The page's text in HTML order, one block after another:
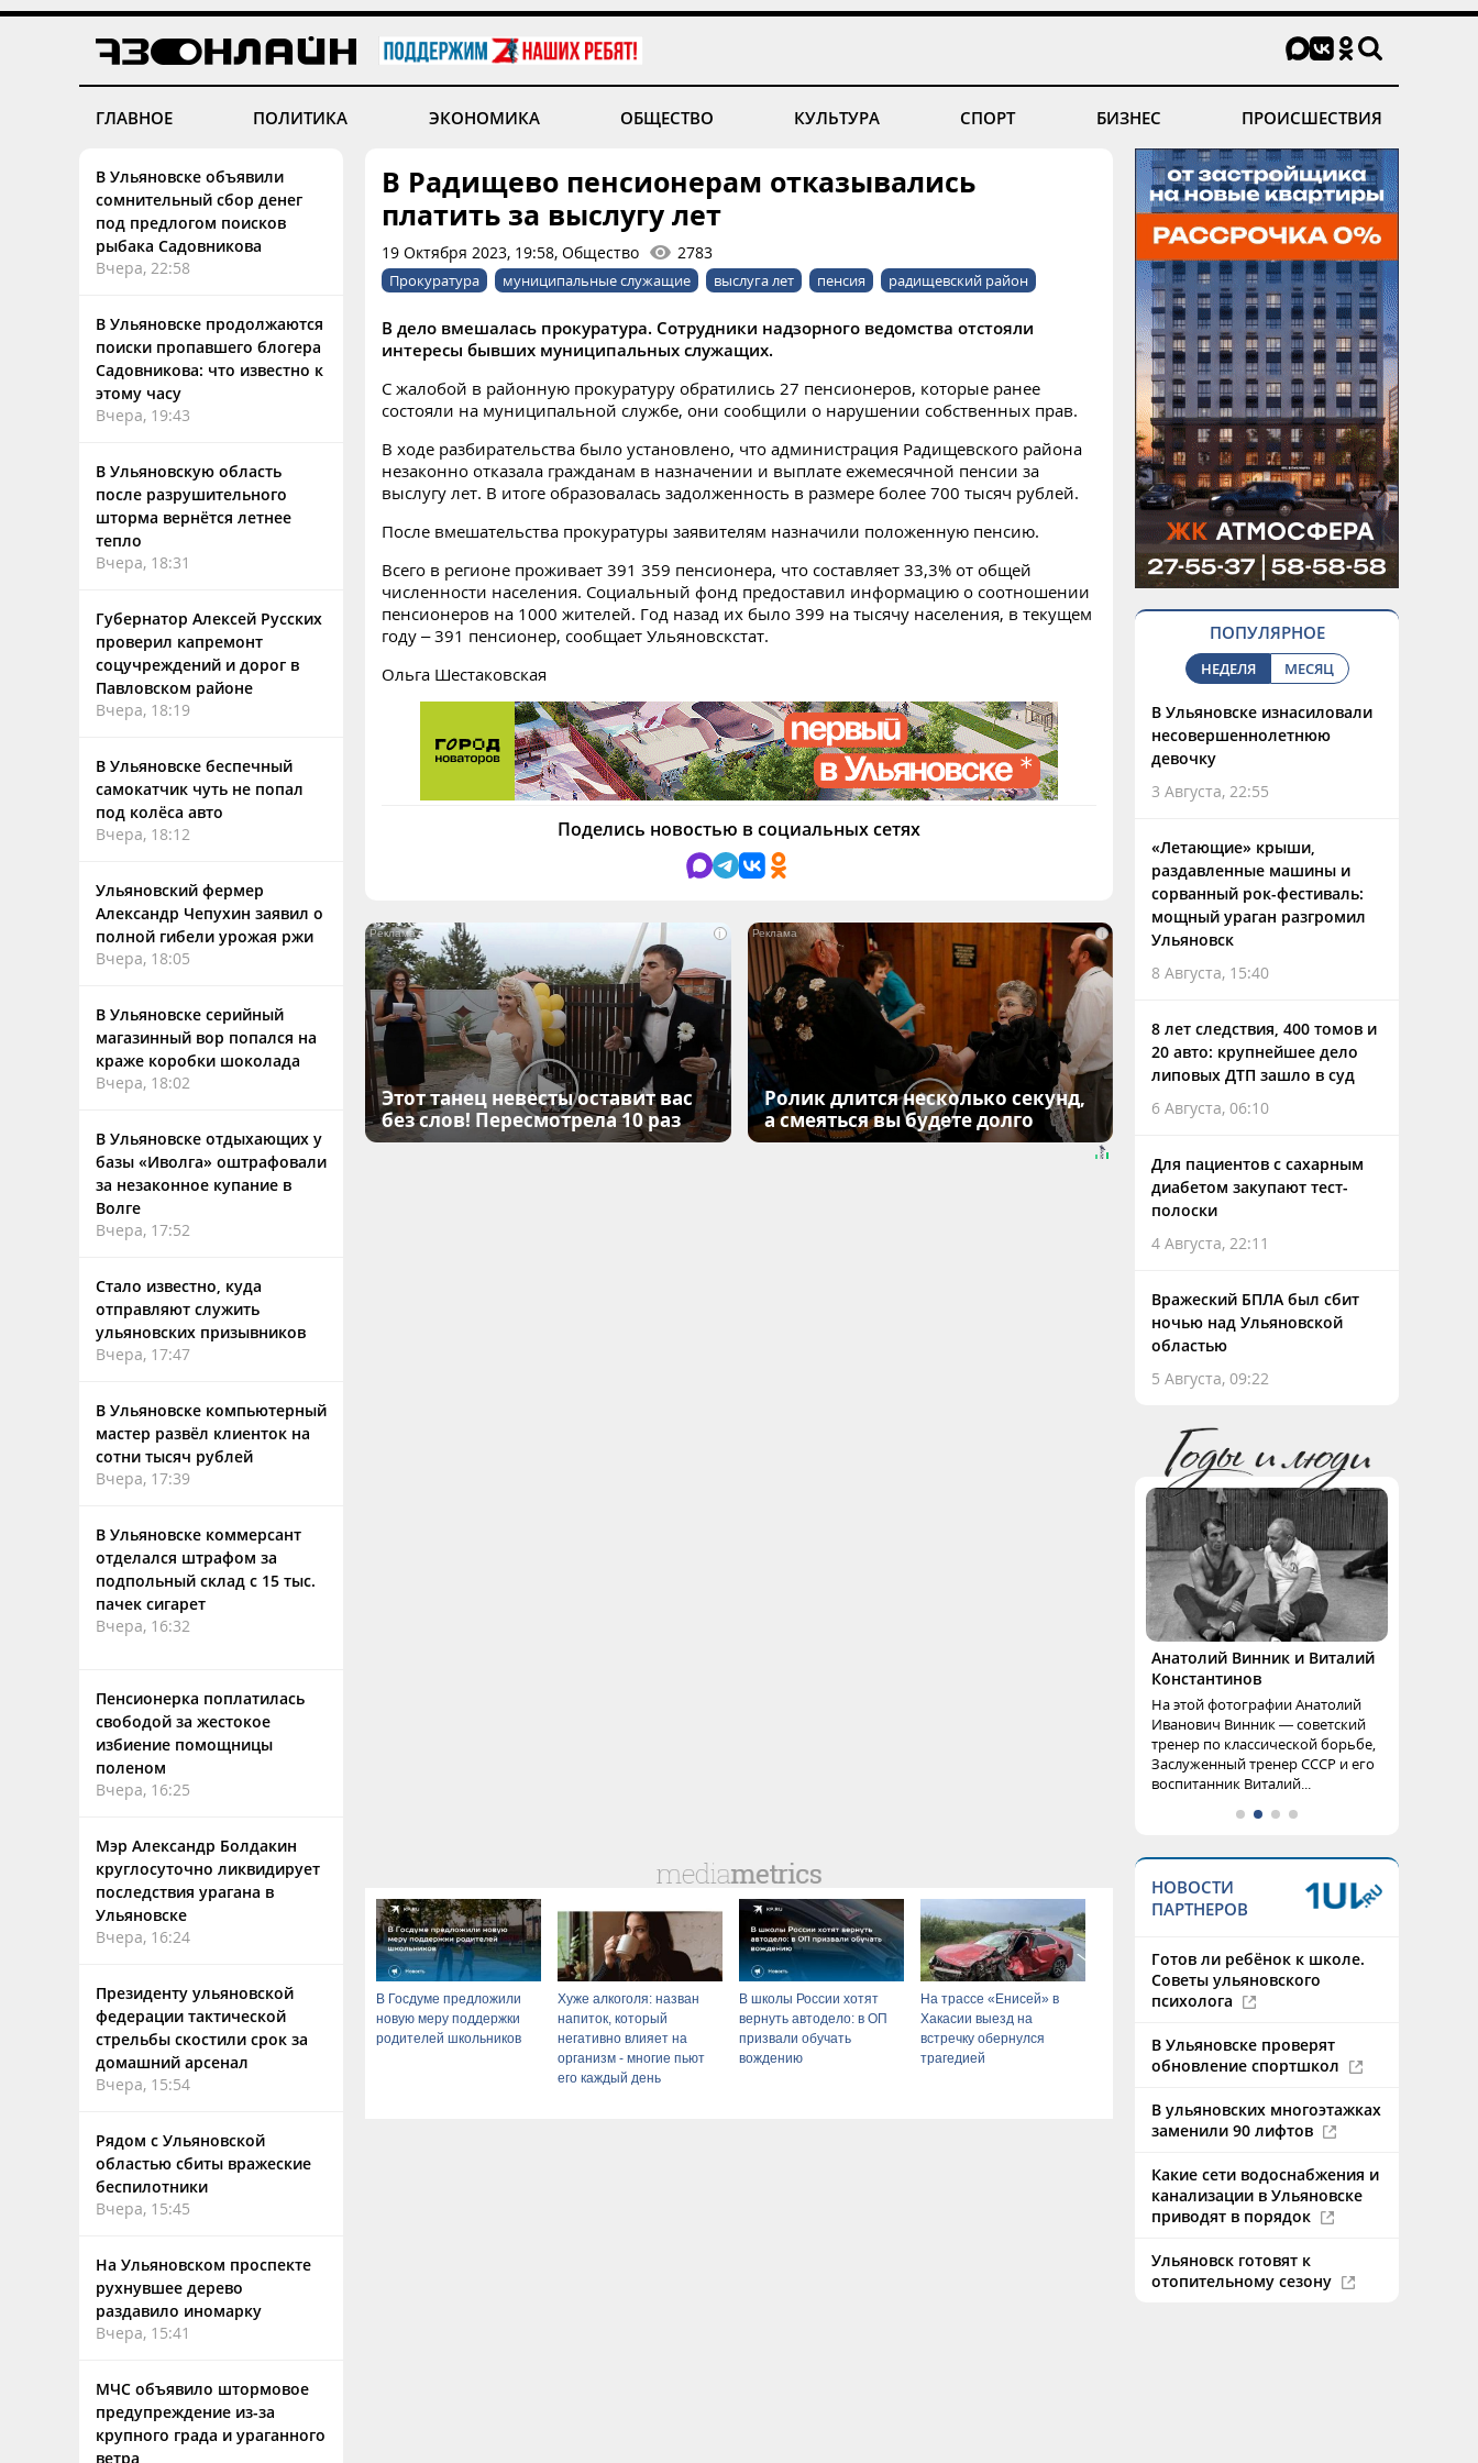
ГЛАВНОЕ ПОЛИТИКА ЭКОНОМИКА ОБЩЕСТВО КУЛЬТУРА СПОРТ БИЗНЕС ПРОИСШЕСТВИЯ
В Ульяновске объявили
сомнительный сбор денег
под предлогом поисков
рыбака Садовникова
Вчера, 22:58
В Ульяновске продолжаются
поиски пропавшего блогера
Садовникова: что известно к
этому часу
Вчера, 19:43
В Ульяновскую область
после разрушительного
шторма вернётся летнее
тепло
Вчера, 18:31
Губернатор Алексей Русских
проверил капремонт
соцучреждений и дорог в
Павловском районе
Вчера, 18:19
В Ульяновске беспечный
самокатчик чуть не попал
под колёса авто
Вчера, 18:12
Ульяновский фермер
Александр Чепухин заявил о
полной гибели урожая ржи
Вчера, 18:05
В Ульяновске серийный
магазинный вор попался на
краже коробки шоколада
Вчера, 18:02
В Ульяновске отдыхающих у
базы «Иволга» оштрафовали
за незаконное купание в
Волге
Вчера, 17:52
Стало известно, куда
отправляют служить
ульяновских призывников
Вчера, 17:47
В Ульяновске компьютерный
мастер развёл клиенток на
сотни тысяч рублей
Вчера, 17:39
В Ульяновске коммерсант
отделался штрафом за
подпольный склад с 15 тыс.
пачек сигарет
Вчера, 16:32
Пенсионерка поплатилась
свободой за жестокое
избиение помощницы
поленом
Вчера, 16:25
Мэр Александр Болдакин
круглосуточно ликвидирует
последствия урагана в
Ульяновске
Вчера, 16:24
Президенту ульяновской
федерации тактической
стрельбы скостили срок за
домашний арсенал
Вчера, 15:54
Рядом с Ульяновской
областью сбиты вражеские
беспилотники
Вчера, 15:45
На Ульяновском проспекте
рухнувшее дерево
раздавило иномарку
Вчера, 15:41
МЧС объявило штормовое
предупреждение из-за
крупного града и ураганного
ветра
В Радищево пенсионерам отказывались
платить за выслугу лет
19 Октября 2023, 19:58, Общество 2783
Прокуратура муниципальные служащие выслуга лет пенсия радищевский район
В дело вмешалась прокуратура. Сотрудники надзорного ведомства отстояли
интересы бывших муниципальных служащих.
С жалобой в районную прокуратуру обратились 27 пенсионеров, которые ранее
состояли на муниципальной службе, они сообщили о нарушении собственных прав.
В ходе разбирательства было установлено, что администрация Радищевского района
незаконно отказала гражданам в назначении и выплате ежемесячной пенсии за
выслугу лет. В итоге образовалась задолженность в размере более 700 тысяч рублей.
После вмешательства прокуратуры заявителям назначили положенную пенсию.
Всего в регионе проживает 391 359 пенсионера, что составляет 33,3% от общей
численности населения. Социальный фонд предоставил информацию о соотношении
пенсионеров на 1000 жителей. Год назад их было 399 на тысячу населения, в текущем
году – 391 пенсионер, сообщает Ульяновскстат.
Ольга Шестаковская
Поделись новостью в социальных сетях
i
Этот танец невесты оставит вас
без слов! Пересмотрела 10 раз
i
Ролик длится несколько секунд,
а смеяться вы будете долго
В Госдуме предложили
новую меру поддержки
родителей школьников
Хуже алкоголя: назван
напиток, который
негативно влияет на
организм - многие пьют
его каждый день
В школы России хотят
вернуть автодело: в ОП
призвали обучать
вождению
На трассе «Енисей» в
Хакасии выезд на
встречку обернулся
трагедией
ПОПУЛЯРНОЕ
НЕДЕЛЯ МЕСЯЦ
В Ульяновске изнасиловали
несовершеннолетнюю
девочку
3 Августа, 22:55
«Летающие» крыши,
раздавленные машины и
сорванный рок-фестиваль:
мощный ураган разгромил
Ульяновск
8 Августа, 15:40
8 лет следствия, 400 томов и
20 авто: крупнейшее дело
липовых ДТП зашло в суд
6 Августа, 06:10
Для пациентов с сахарным
диабетом закупают тест-
полоски
4 Августа, 22:11
Вражеский БПЛА был сбит
ночью над Ульяновской
областью
5 Августа, 09:22
Анатолий Винник и Виталий
Константинов
На этой фотографии Анатолий
Иванович Винник — советский
тренер по классической борьбе,
Заслуженный тренер СССР и его
воспитанник Виталий...
НОВОСТИ
ПАРТНЕРОВ
Готов ли ребёнок к школе.
Советы ульяновского
психолога
В Ульяновске проверят
обновление спортшкол
В ульяновских многоэтажках
заменили 90 лифтов
Какие сети водоснабжения и
канализации в Ульяновске
приводят в порядок
Ульяновск готовят к
отопительному сезону